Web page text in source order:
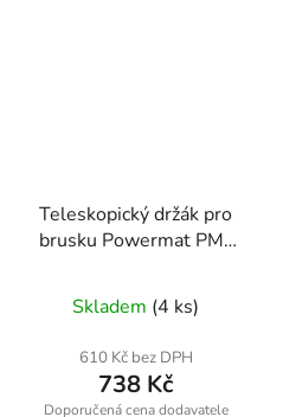
Teleskopický držák pro
brusku Powermat PM-
Skladem (4 ks)
610 Kč bez DPH
738 Kč